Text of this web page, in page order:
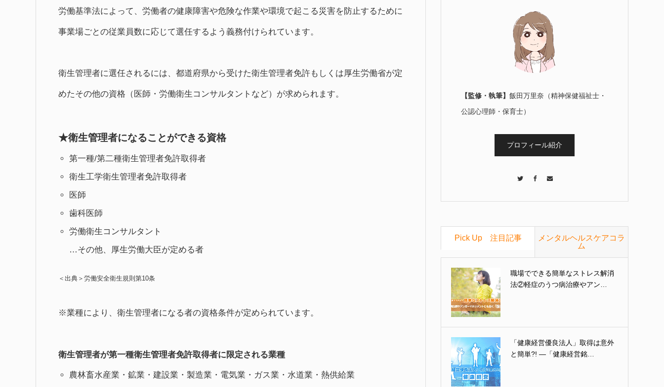
労働基準法によって、労働者の健康障害や危険な作業や環境で起こる災害を防止するために
事業場ごとの従業員数に応じて選任するよう義務付けられています。
衛生管理者に選任されるには、都道府県から受けた衛生管理者免許もしくは厚生労働省が定
めたその他の資格（医師・労働衛生コンサルタントなど）が求められます。
★衛生管理者になることができる資格
第一種/第二種衛生管理者免許取得者
衛生工学衛生管理者免許取得者
医師
歯科医師
労働衛生コンサルタント
…その他、厚生労働大臣が定める者
＜出典＞労働安全衛生規則第10条
※業種により、衛生管理者になる者の資格条件が定められています。
衛生管理者が第一種衛生管理者免許取得者に限定される業種
農林畜水産業・鉱業・建設業・製造業・電気業・ガス業・水道業・熱供給業
【監修・執筆】 飯田万里奈（精神保健福祉士・
公認心理師・保育士）
プロフィール紹介
Pick Up 注目記事
メンタルヘルスケアコラ
ム
職場でできる簡単なストレス解消
法②軽症のうつ病治療やアン…
「健康経営優良法人」取得は意外
と簡単?! ―「健康経営銘…